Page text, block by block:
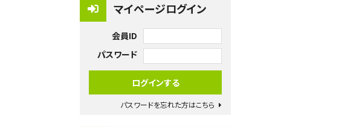
マイページログイン
会員ID
パスワード
パスワードを忘れた方はこちら